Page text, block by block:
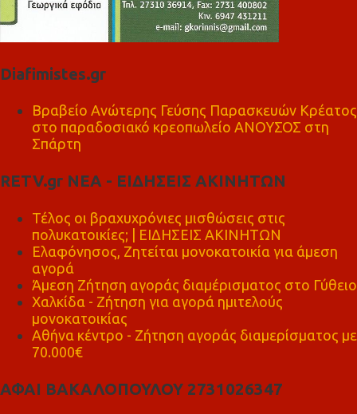
Diafimistes.gr
Βραβείο Ανώτερης Γεύσης Παρασκευών Κρέατος
στο παραδοσιακό κρεοπωλείο ΑΝΟΥΣΟΣ στη
Σπάρτη
RETV.gr ΝΕΑ - ΕΙΔΗΣΕΙΣ ΑΚΙΝΗΤΩΝ
Τέλος οι βραχυχρόνιες μισθώσεις στις
πολυκατοικίες; | ΕΙΔΗΣΕΙΣ ΑΚΙΝΗΤΩΝ
Ελαφόνησος, Ζητείται μονοκατοικία για άμεση
αγορά
Άμεση Ζήτηση αγοράς διαμέρισματος στο Γύθειο
Χαλκίδα - Ζήτηση για αγορά ημιτελούς
μονοκατοικίας
Αθήνα κέντρο - Ζήτηση αγοράς διαμερίσματος με
70.000€
ΑΦΑΙ ΒΑΚΑΛΟΠΟΥΛΟΥ 2731026347